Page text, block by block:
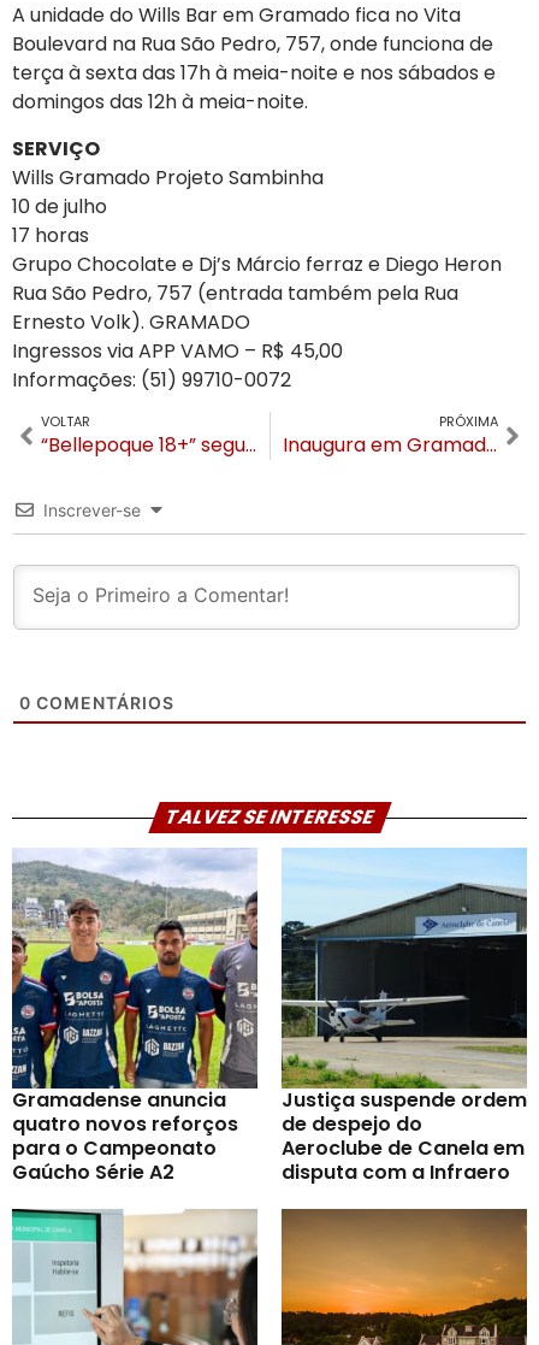
A unidade do Wills Bar em Gramado fica no Vita
Boulevard na Rua São Pedro, 757, onde funciona de
terça à sexta das 17h à meia-noite e nos sábados e
domingos das 12h à meia-noite.
SERVIÇO
Wills Gramado Projeto Sambinha
10 de julho
17 horas
Grupo Chocolate e Dj’s Márcio ferraz e Diego Heron
Rua São Pedro, 757 (entrada também pela Rua
Ernesto Volk). GRAMADO
Ingressos via APP VAMO – R$ 45,00
Informações: (51) 99710-0072
VOLTAR
“Bellepoque 18+” segue em cartaz até o dia 24 de julho no Gatzz
PRÓXIMA
Inaugura em Gramado o Laghetto Chateau
Inscrever-se
0 COMENTÁRIOS
TALVEZ SE INTERESSE
Gramadense anuncia
quatro novos reforços
para o Campeonato
Gaúcho Série A2
Justiça suspende ordem
de despejo do
Aeroclube de Canela em
disputa com a Infraero